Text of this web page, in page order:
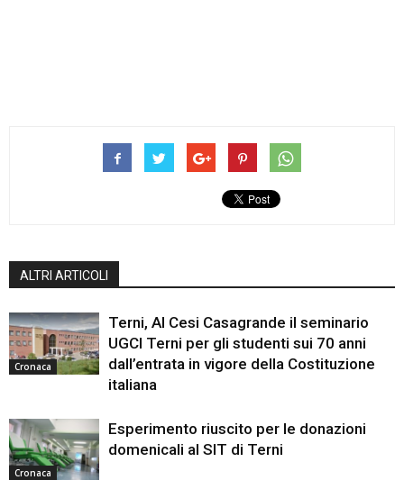
ALTRI ARTICOLI
Cronaca
Terni, Al Cesi Casagrande il seminario
UGCI Terni per gli studenti sui 70 anni
dall’entrata in vigore della Costituzione
italiana
Cronaca
Esperimento riuscito per le donazioni
domenicali al SIT di Terni